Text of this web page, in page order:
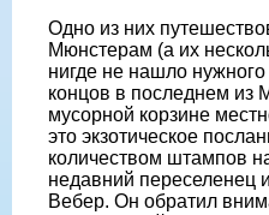
Одно из них
Мюнстерам (а их
нигде не нашло
концов в последнем из
мусорной корзине
это экзотическое
количеством штампов
недавний переселенец
Вебер. Он обратил